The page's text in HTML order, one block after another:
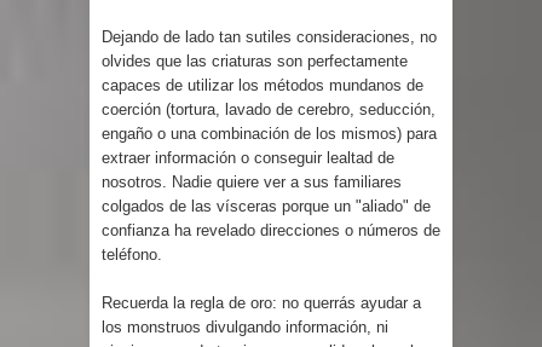
Dejando de lado tan sutiles consideraciones, no
olvides que las criaturas son perfectamente
capaces de utilizar los métodos mundanos de
coerción (tortura, lavado de cerebro, seducción,
engaño o una combinación de los mismos) para
extraer información o conseguir lealtad de
nosotros. Nadie quiere ver a sus familiares
colgados de las vísceras porque un "aliado" de
confianza ha revelado direcciones o números de
teléfono.
Recuerda la regla de oro: no querrás ayudar a
los monstruos divulgando información, ni